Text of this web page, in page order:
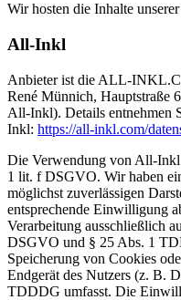
Wir hosten die Inhalte
All-Inkl
Anbieter ist die ALL-
René Münnich, Hauptstraße
All-Inkl). Details entnehmen
Inkl: https://all-inkl.com/
Die Verwendung von All-
1 lit. f DSGVO. Wir haben
möglichst zuverlässigen
entsprechende Einwilligung
Verarbeitung ausschließlich
DSGVO und § 25 Abs. 1
Speicherung von Cookies
Endgerät des Nutzers (z. B.
TDDDG umfasst. Die